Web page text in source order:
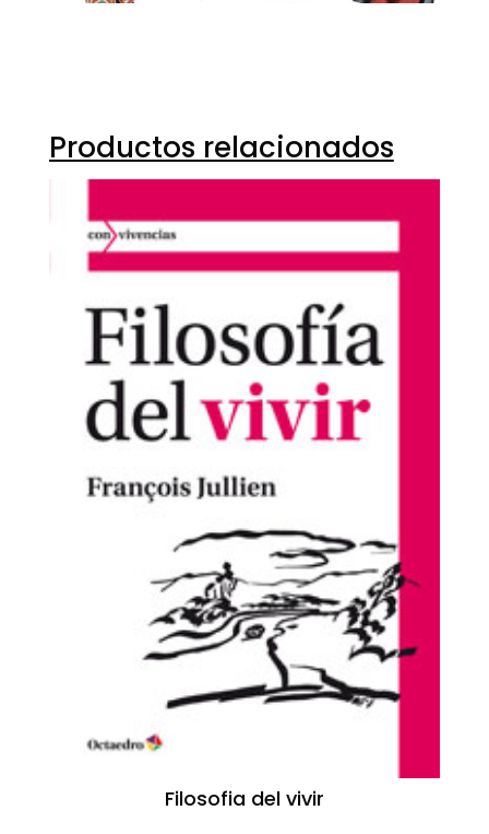
Productos relacionados
Filosofia del vivir